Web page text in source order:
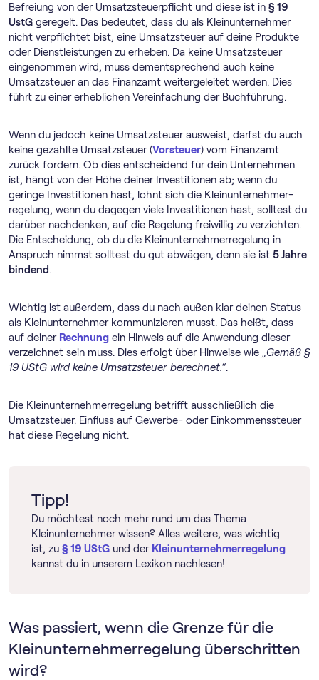
Befreiung von der Umsatzsteuerpflicht und diese ist in § 19
UstG geregelt. Das bedeutet, dass du als Kleinunternehmer
nicht verpflichtet bist, eine Umsatzsteuer auf deine Produkte
oder Dienstleistungen zu erheben. Da keine Umsatzsteuer
eingenommen wird, muss dementsprechend auch keine
Umsatzsteuer an das Finanzamt weitergeleitet werden. Dies
führt zu einer erheblichen Vereinfachung der Buchführung.
Wenn du jedoch keine Umsatzsteuer ausweist, darfst du auch
keine gezahlte Umsatzsteuer (Vorsteuer) vom Finanzamt
zurück fordern. Ob dies entscheidend für dein Unternehmen
ist, hängt von der Höhe deiner Investitionen ab; wenn du
geringe Investitionen hast, lohnt sich die Klein­unternehmer­
regelung, wenn du dagegen viele Investitionen hast, solltest du
darüber nachdenken, auf die Regelung freiwillig zu verzichten.
Die Entscheidung, ob du die Klein­unternehmer­regelung in
Anspruch nimmst solltest du gut abwägen, denn sie ist 5 Jahre
bindend.
Wichtig ist außerdem, dass du nach außen klar deinen Status
als Kleinunternehmer kommunizieren musst. Das heißt, dass
auf deiner Rechnung ein Hinweis auf die Anwendung dieser
verzeichnet sein muss. Dies erfolgt über Hinweise wie „Gemäß §
19 UStG wird keine Umsatzsteuer berechnet.“.
Die Klein­unternehmer­regelung betrifft ausschließlich die
Umsatzsteuer. Einfluss auf Gewerbe- oder Einkommenssteuer
hat diese Regelung nicht.
Tipp!
Du möchtest noch mehr rund um das Thema
Kleinunternehmer wissen? Alles weitere, was wichtig
ist, zu § 19 UStG und der Klein­unternehmer­regelung
kannst du in unserem Lexikon nachlesen!
Was passiert, wenn die Grenze für die
Klein­unternehmer­regelung überschritten
wird?